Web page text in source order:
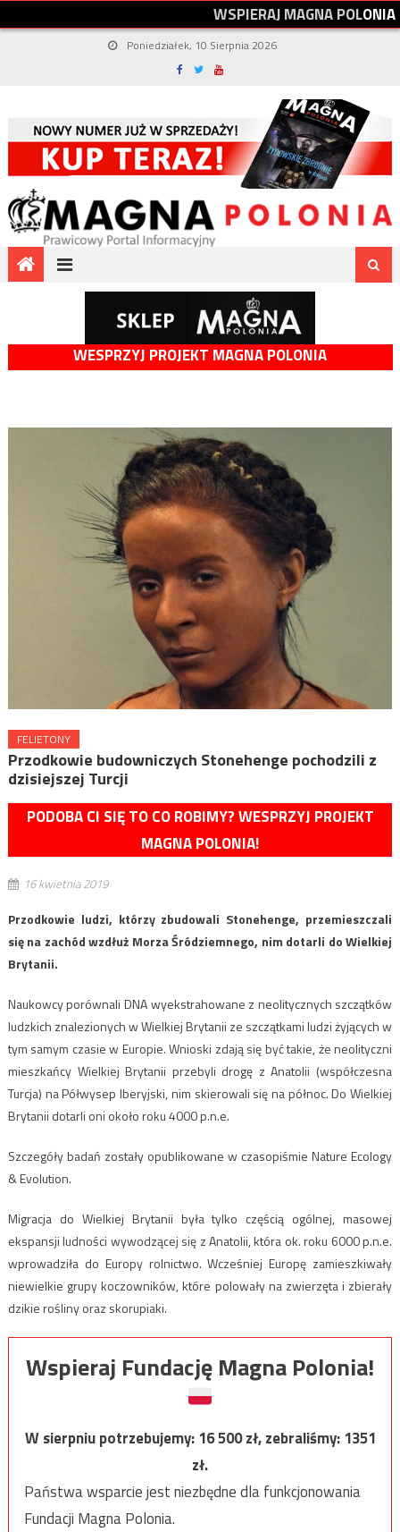
WSPIERAJMAGNAPOLONIA
Poniedziałek, 10 Sierpnia 2026
WESPRZYJ PROJEKT MAGNA POLONIA
FELIETONY
Przodkowie budowniczych Stonehenge pochodzili z
dzisiejszej Turcji
PODOBA CI SIĘ TO CO ROBIMY? WESPRZYJ PROJEKT
MAGNA POLONIA!
16 kwietnia 2019
Przodkowie ludzi, którzy zbudowali Stonehenge, przemieszczali
się na zachód wzdłuż Morza Śródziemnego, nim dotarli do Wielkiej
Brytanii.
Naukowcy porównali DNA wyekstrahowane z neolitycznych szczątków
ludzkich znalezionych w Wielkiej Brytanii ze szczątkami ludzi żyjących w
tym samym czasie w Europie. Wnioski zdają się być takie, że neolityczni
mieszkańcy Wielkiej Brytanii przebyli drogę z Anatolii (współczesna
Turcja) na Półwysep Iberyjski, nim skierowali się na północ. Do Wielkiej
Brytanii dotarli oni około roku 4000 p.n.e.
Szczegóły badań zostały opublikowane w czasopiśmie Nature Ecology
& Evolution.
Migracja do Wielkiej Brytanii była tylko częścią ogólnej, masowej
ekspansji ludności wywodzącej się z Anatolii, która ok. roku 6000 p.n.e.
wprowadziła do Europy rolnictwo. Wcześniej Europę zamieszkiwały
niewielkie grupy koczowników, które polowały na zwierzęta i zbierały
dzikie rośliny oraz skorupiaki.
Wspieraj Fundację Magna Polonia!
W sierpniu potrzebujemy:16 500zł, zebraliśmy:1351
zł.
Państwa wsparcie jest niezbędne dla funkcjonowania
Fundacji Magna Polonia.